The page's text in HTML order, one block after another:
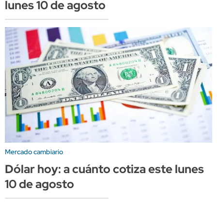
lunes 10 de agosto
Mercado cambiario
Dólar hoy: a cuánto cotiza este lunes
10 de agosto